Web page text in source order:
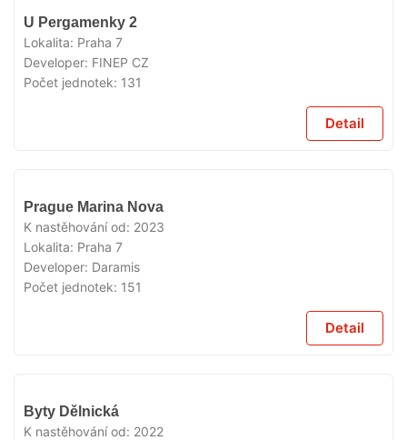
U Pergamenky 2
Lokalita: Praha 7
Developer: FINEP CZ
Počet jednotek: 131
Detail
Prague Marina Nova
K nastěhování od: 2023
Lokalita: Praha 7
Developer: Daramis
Počet jednotek: 151
Detail
Byty Dělnická
K nastěhování od: 2022